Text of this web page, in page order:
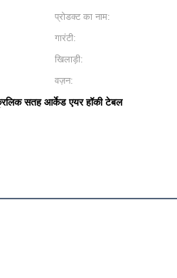
प्रोडक्ट का नाम:
गारंटी:
खिलाड़ी:
वज़न:
सतह आर्केड एयर हॉकी टेबल